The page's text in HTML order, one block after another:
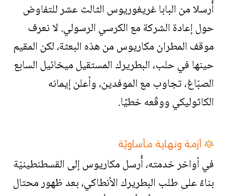
أُرسلا من البابا غريغوريوس الثالث عشر للتفاوض
حول إعادة الشركة مع الكرسي الرسولي. لا نعرف
موقف المطران مكاريوس من هذه البعثة، لكن المقيم
حينها في حلب، البطريرك المستقيل ميخائيل السابع
الصبّاغ، تجاوب مع الموفدين، وأعلن إيمانه
الكاثوليكي ووقّعه خطيًا.
أزمة ونهاية مأساويّة
في أواخر خدمته، أُرسل مكاريوس إلى القسطنطينيّة
بناءً على طلب البطريرك الأنطاكي، بعد ظهور محتال